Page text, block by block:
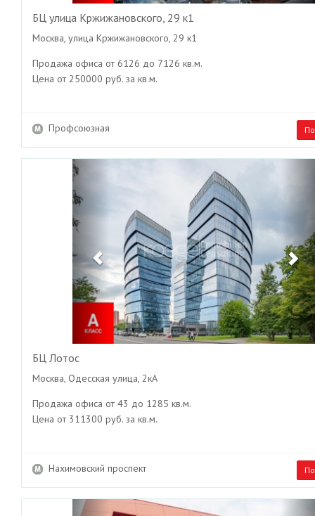
БЦ улица Кржижановского, 29 к1
Москва, улица Кржижановского, 29 к1
Продажа офиса от 6126 до 7126 кв.м.
Цена от 250000 руб. за кв.м.
Профсоюзная
БЦ Лотос
Москва, Одесская улица, 2кА
Продажа офиса от 43 до 1285 кв.м.
Цена от 311300 руб. за кв.м.
Нахимовский проспект
Previous